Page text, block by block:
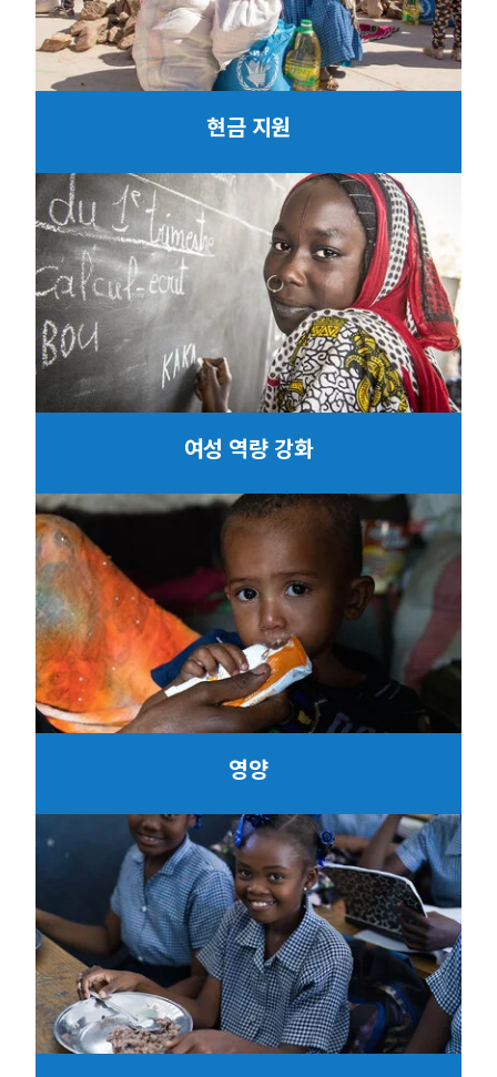
현금 지원
여성 역량 강화
영양